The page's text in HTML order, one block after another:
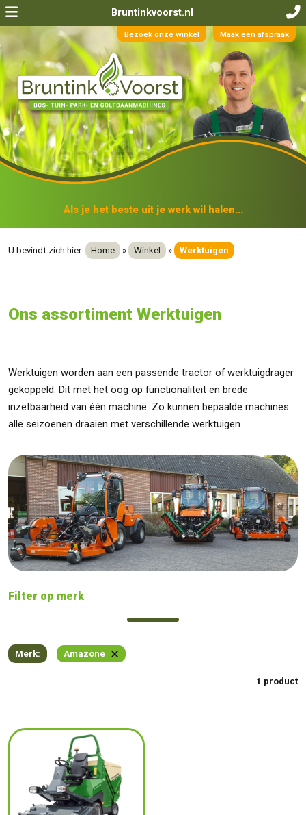
Bruntinkvoorst.nl
Bezoek onze winkel Maak een afspraak
Als je het beste uit je werk wil halen...
U bevindt zich hier: Home » Winkel » Werktuigen
Ons assortiment Werktuigen
Werktuigen worden aan een passende tractor of werktuigdrager
gekoppeld. Dit met het oog op functionaliteit en brede
inzetbaarheid van één machine. Zo kunnen bepaalde machines
alle seizoenen draaien met verschillende werktuigen.
Filter op merk
Merk: Amazone
1 product